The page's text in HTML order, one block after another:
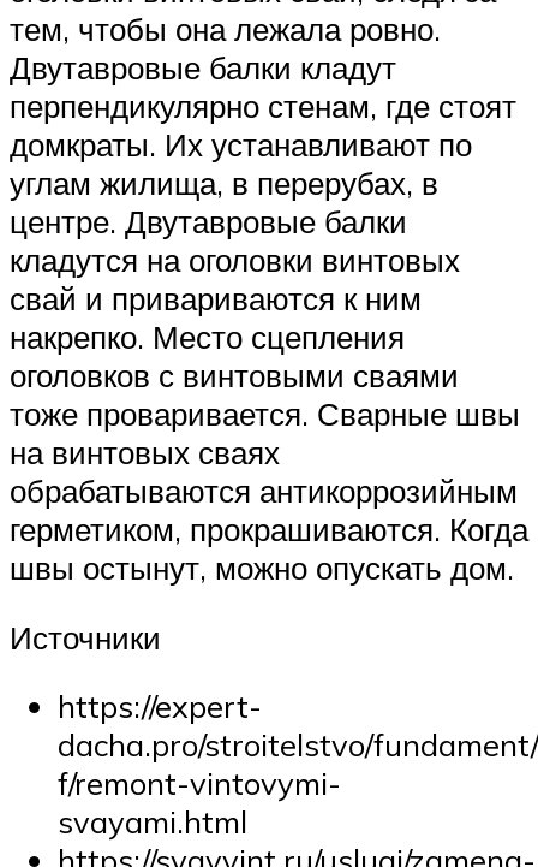
тем, чтобы она лежала ровно.
Двутавровые балки кладут
перпендикулярно стенам, где стоят
домкраты. Их устанавливают по
углам жилища, в перерубах, в
центре. Двутавровые балки
кладутся на оголовки винтовых
свай и привариваются к ним
накрепко. Место сцепления
оголовков с винтовыми сваями
тоже проваривается. Сварные швы
на винтовых сваях
обрабатываются антикоррозийным
герметиком, прокрашиваются. Когда
швы остынут, можно опускать дом.
Источники
https://expert-
dacha.pro/stroitelstvo/
f/remont-vintovymi-
svayami.html